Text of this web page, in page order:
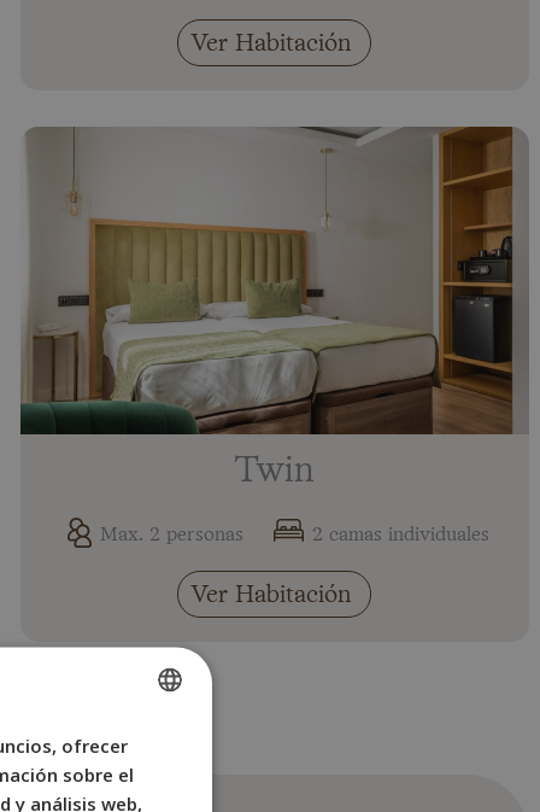
Ver Habitación
Twin
Max. 2 personas 2 camas individuales
Ver Habitación
SPANISH
ENGLISH
ofrecer
sobre el
y análisis web,